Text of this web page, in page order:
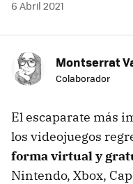
6 Abril 2021
Montserrat
Colaborador
El escaparate más
los videojuegos
forma virtual y
Nintendo, Xbox,